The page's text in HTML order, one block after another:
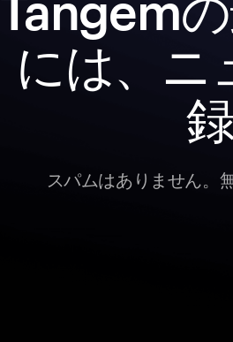
には、ニ
スパムはありません。